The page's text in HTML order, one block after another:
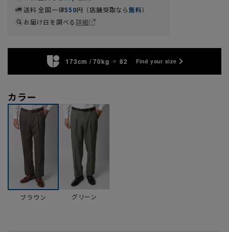
送料 全国一律550円（店舗受取なら無料）
お届け日を調べる詳細
173cm / 70kg 82 Find your size
カラー
ブラウン グリーン